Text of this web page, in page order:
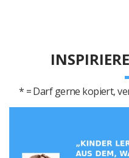
* = Darf gerne kopiert,